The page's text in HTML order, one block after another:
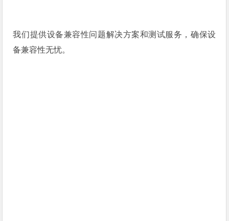
我们提供设备兼容性问题解决方案和测试服务，确保设
备兼容性无忧。